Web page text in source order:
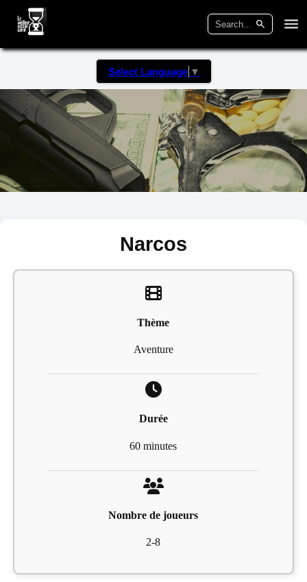
Select Language ▼
Narcos
Thème
Aventure
Durée
60 minutes
Nombre de joueurs
2-8